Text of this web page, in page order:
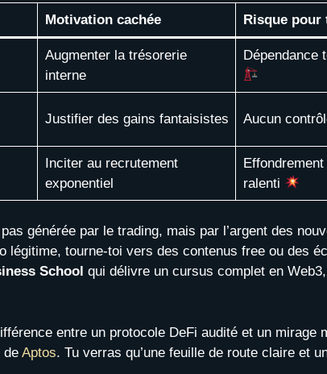
Motivation cachée Risque pour
Augmenter la trésorerie
interne
Dépendance
Justifier des gains fantaisistes Aucun
Inciter au recrutement
exponentiel
ralenti
générée par le trading, mais par l’argent des
légitime, tourne-toi vers des contenus free ou des
School qui délivre un cursus complet en
entre un protocole DeFi audité et un mirage
de Aptos. Tu verras qu’une feuille de route claire et